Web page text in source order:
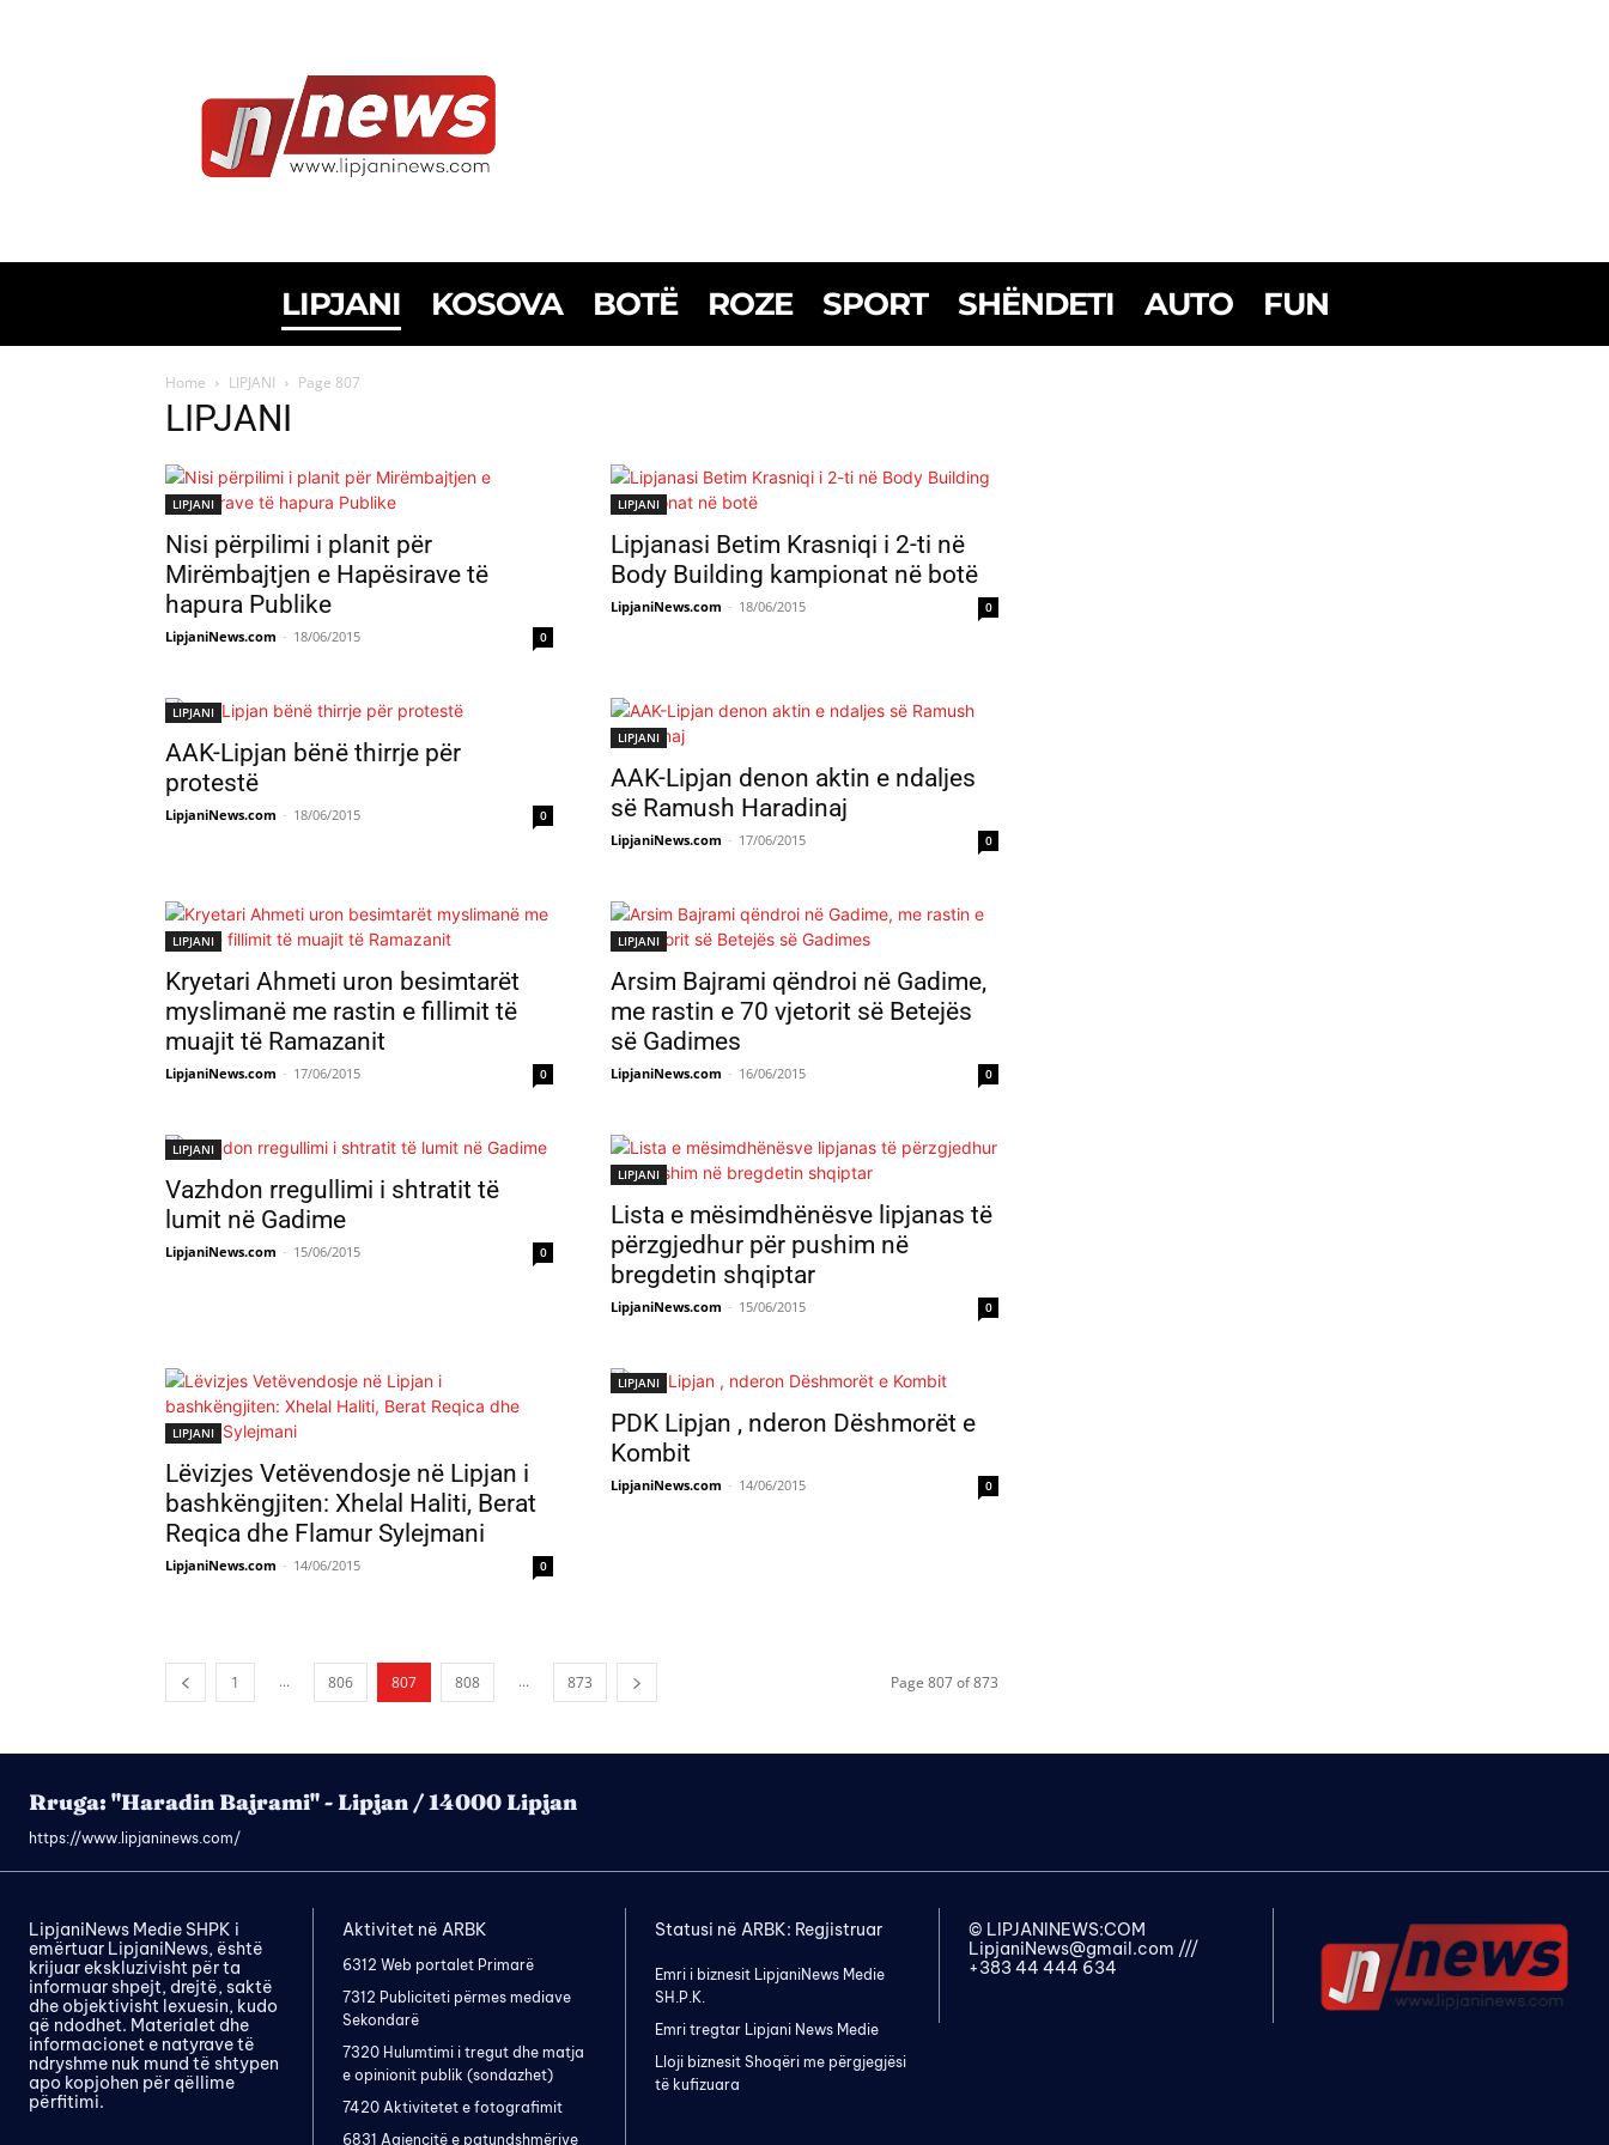
LIPJANI KOSOVA BOTË ROZE SPORT SHËNDETI AUTO FUN
Home LIPJANI Page 807
LIPJANI
LIPJANI
Nisi përpilimi i planit për
Mirëmbajtjen e Hapësirave të
hapura Publike
LipjaniNews.com - 18/06/2015 0
LIPJANI
Lipjanasi Betim Krasniqi i 2-ti në
Body Building kampionat në botë
LipjaniNews.com - 18/06/2015 0
LIPJANI
AAK-Lipjan bënë thirrje për
protestë
LipjaniNews.com - 18/06/2015 0
LIPJANI
AAK-Lipjan denon aktin e ndaljes
së Ramush Haradinaj
LipjaniNews.com - 17/06/2015 0
LIPJANI
Kryetari Ahmeti uron besimtarët
myslimanë me rastin e fillimit të
muajit të Ramazanit
LipjaniNews.com - 17/06/2015 0
LIPJANI
Arsim Bajrami qëndroi në Gadime,
me rastin e 70 vjetorit së Betejës
së Gadimes
LipjaniNews.com - 16/06/2015 0
LIPJANI
Vazhdon rregullimi i shtratit të
lumit në Gadime
LipjaniNews.com - 15/06/2015 0
LIPJANI
Lista e mësimdhënësve lipjanas të
përzgjedhur për pushim në
bregdetin shqiptar
LipjaniNews.com - 15/06/2015 0
LIPJANI
Lëvizjes Vetëvendosje në Lipjan i
bashkëngjiten: Xhelal Haliti, Berat
Reqica dhe Flamur Sylejmani
LipjaniNews.com - 14/06/2015 0
LIPJANI
PDK Lipjan , nderon Dëshmorët e
Kombit
LipjaniNews.com - 14/06/2015 0
1 ... 806 807 808 ... 873 Page 807 of 873
Rruga: "Haradin Bajrami" - Lipjan / 14000 Lipjan
https://www.lipjaninews.com/
LipjaniNews Medie SHPK i
emërtuar LipjaniNews, është
krijuar ekskluzivisht për ta
informuar shpejt, drejtë, saktë
dhe objektivisht lexuesin, kudo
që ndodhet. Materialet dhe
informacionet e natyrave të
ndryshme nuk mund të shtypen
apo kopjohen për qëllime
përfitimi.
Aktivitet në ARBK
6312 Web portalet Primarë
7312 Publiciteti përmes mediave
Sekondarë
7320 Hulumtimi i tregut dhe matja
e opinionit publik (sondazhet)
7420 Aktivitetet e fotografimit
6831 Agjencitë e patundshmërive
Statusi në ARBK: Regjistruar
Emri i biznesit LipjaniNews Medie
SH.P.K.
Emri tregtar Lipjani News Medie
Lloji biznesit Shoqëri me përgjegjësi
të kufizuara
© LIPJANINEWS:COM
LipjaniNews@gmail.com ///
+383 44 444 634